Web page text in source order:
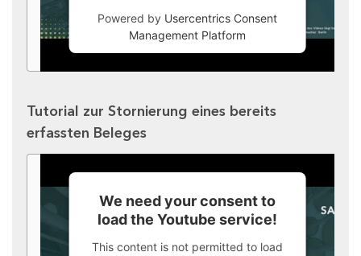
Powered by Usercentrics Consent
Management Platform
Tutorial zur Stornierung eines bereits
erfassten Beleges
We need your consent to
load the Youtube service!
This content is not permitted to load